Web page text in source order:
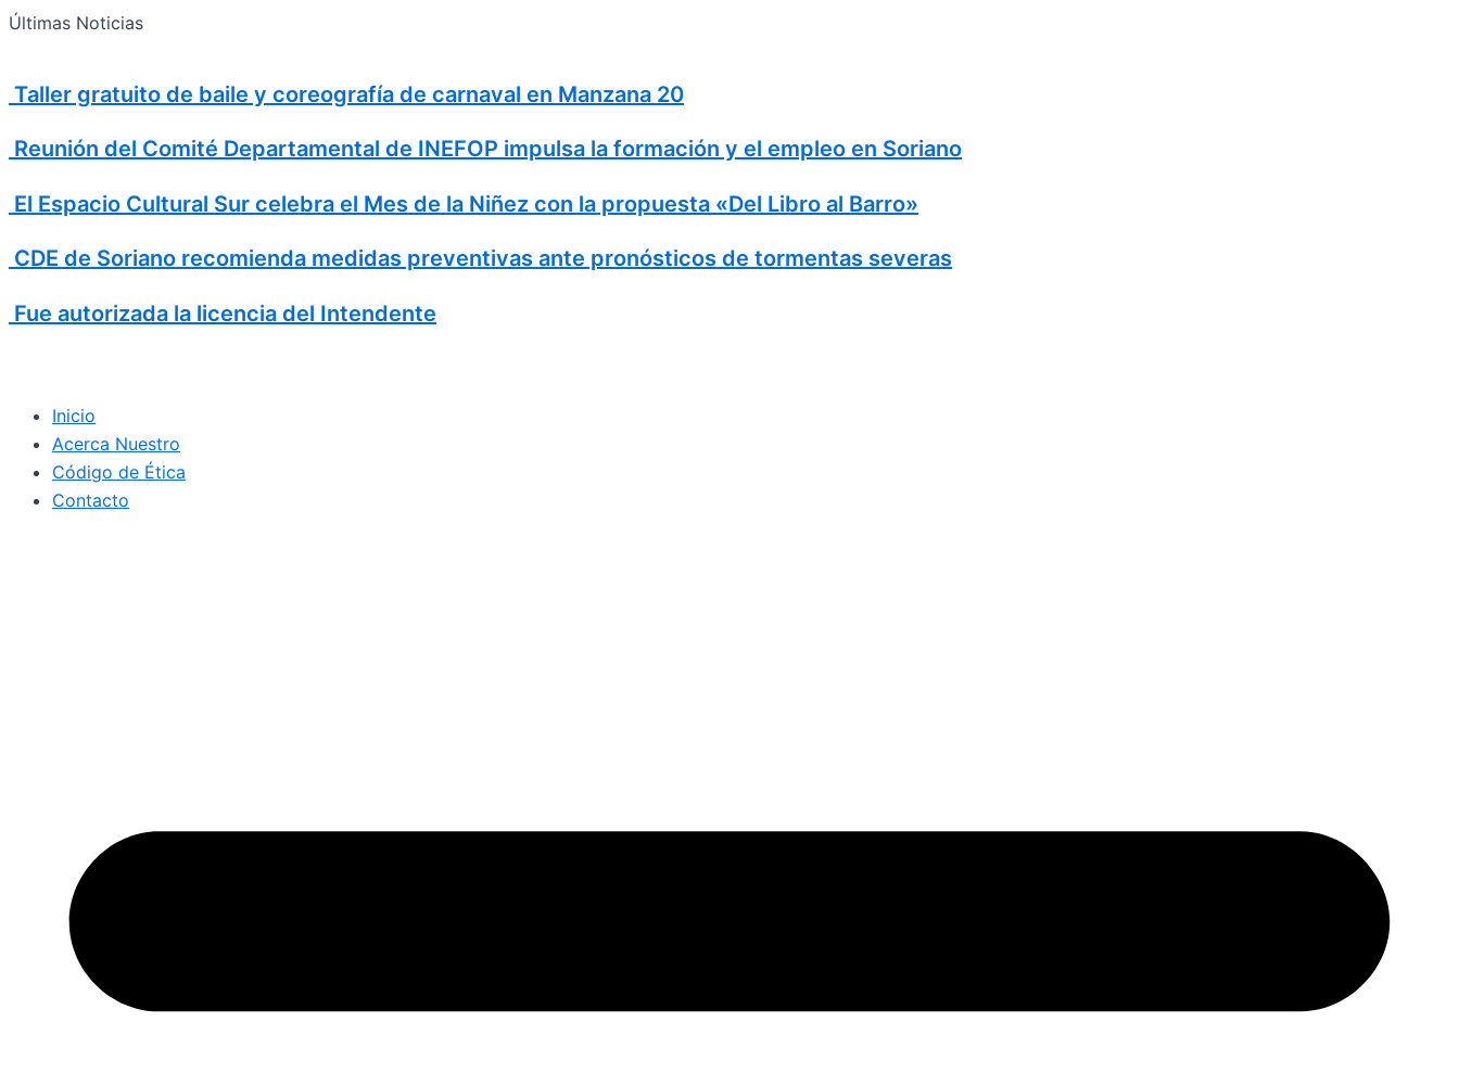
Ir
Últimas Noticias
Taller gratuito de baile y coreografía de carnaval en Manzana 20
Reunión del Comité Departamental de INEFOP impulsa la formación y el empleo en Soriano
El Espacio Cultural Sur celebra el Mes de la Niñez con la propuesta «Del Libro al Barro»
CDE de Soriano recomienda medidas preventivas ante pronósticos de tormentas severas
Fue autorizada la licencia del Intendente
Inicio
Acerca Nuestro
Código de Ética
Contacto
Search